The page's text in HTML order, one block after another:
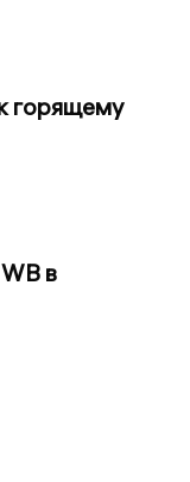
горящему
в